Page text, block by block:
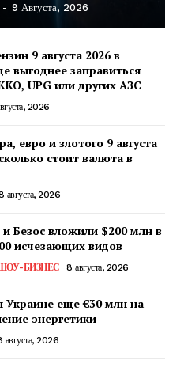
- 9 Августа, 2026
9 августа 2026 в
выгоднее заправиться
UPG или других АЗС
2026
евро и злотого 9 августа
стоит валюта в
августа, 2026
Безос вложили $200 млн в
исчезающих видов
БИЗНЕС 8 августа, 2026
Украине еще €30 млн на
энергетики
августа, 2026